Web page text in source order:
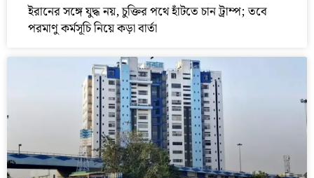
ইরানের সঙ্গে যুদ্ধ নয়, চুক্তির পথে হাঁটতে চান ট্রাম্প; তবে
পরমাণু কর্মসূচি নিয়ে কড়া বার্তা